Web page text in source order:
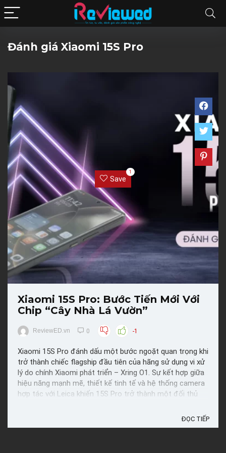
Đánh giá Xiaomi 15S Pro
Save
1
Xiaomi 15S Pro: Bước Tiến Mới Với
Chip “Cây Nhà Lá Vườn”
ReviewED.vn 0 -1
Xiaomi 15S Pro đánh dấu một bước ngoặt quan trọng khi
trở thành chiếc flagship đầu tiên của hãng sử dụng vi xử
lý do chính Xiaomi phát triển – Xring O1. Sự kết hợp giữa
hiệu năng mạnh mẽ, thiết kế tinh tế và hệ thống camera
hợp tác với Leica khiến 15S Pro trở thành một đối thủ
ĐỌC TIẾP